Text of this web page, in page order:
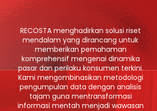
RECOSTA menghadirkan solusi riset
mendalam yang dirancang untuk
memberikan pemahaman
komprehensif mengenai dinamika
pasar dan perilaku konsumen terkini.
Kami mengombinasikan metodologi
pengumpulan data dengan analisis
tajam guna mentransformasi
informasi mentah menjadi wawasan